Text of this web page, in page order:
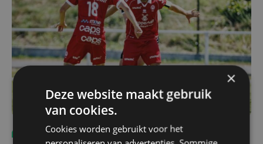
Sport vr 31 juli | 12:46
×
Deze website maakt gebruik
van cookies.
Cookies worden gebruikt voor het